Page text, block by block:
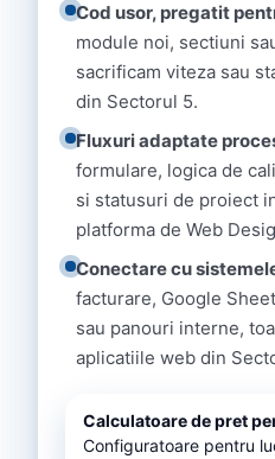
Cod usor, pregatit
module noi, sectiuni
sacrificam viteza sau
din Sectorul 5.
Fluxuri adaptate
formulare, logica de
si statusuri de proiect
platforma de Web
Conectare cu
facturare, Google
sau panouri interne,
aplicatiile web din
Calculatoare de pret
Configuratoare pentru